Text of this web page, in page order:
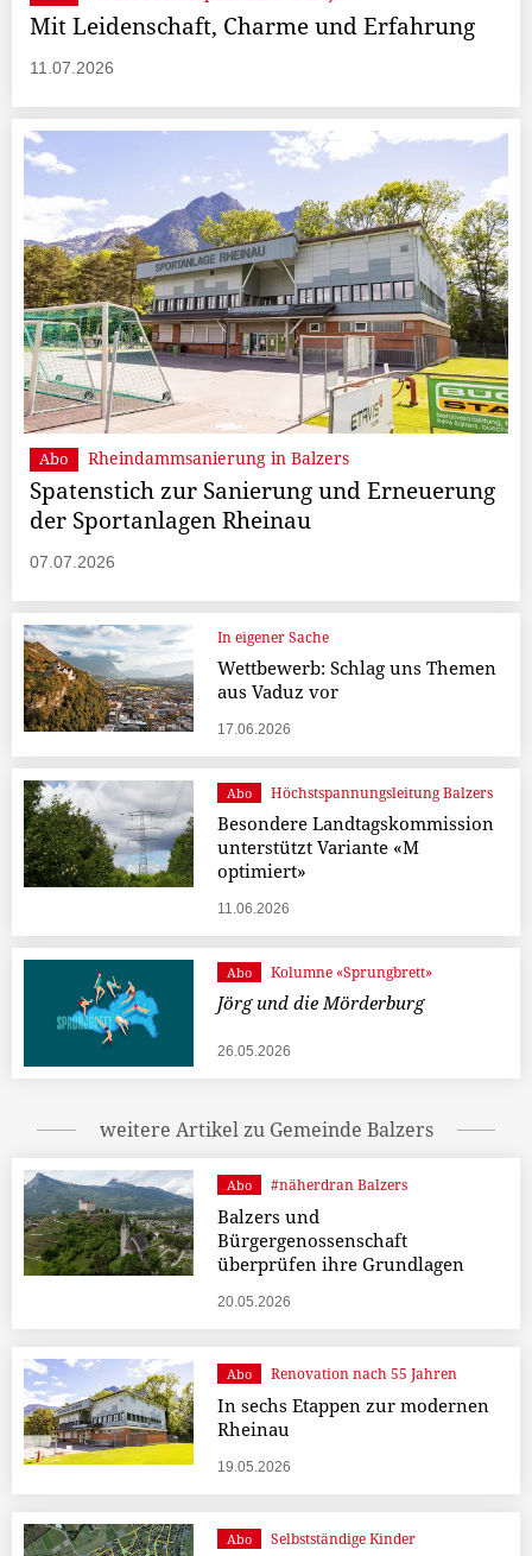
Mit Leidenschaft, Charme und Erfahrung
11.07.2026
Abo Rheindammsanierung in Balzers
Spatenstich zur Sanierung und Erneuerung
der Sportanlagen Rheinau
07.07.2026
In eigener Sache
Wettbewerb: Schlag uns Themen
aus Vaduz vor
17.06.2026
Abo Höchstspannungsleitung Balzers
Besondere Landtagskommission
unterstützt Variante «M
optimiert»
11.06.2026
Abo Kolumne «Sprungbrett»
Jörg und die Mörderburg
26.05.2026
weitere Artikel zu Gemeinde Balzers
Abo #näherdran Balzers
Balzers und
Bürgergenossenschaft
überprüfen ihre Grundlagen
20.05.2026
Abo Renovation nach 55 Jahren
In sechs Etappen zur modernen
Rheinau
19.05.2026
Abo Selbstständige Kinder